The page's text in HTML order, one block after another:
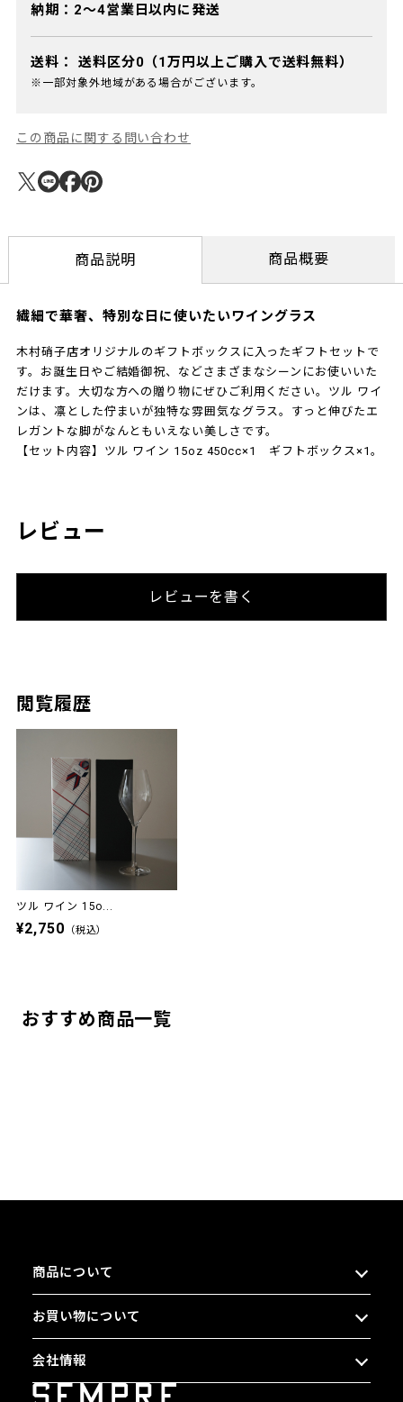
納期：2～4営業日以内に発送
送料： 送料区分0（1万円以上ご購入で送料無料）
※一部対象外地域がある場合がございます。
この商品に関する問い合わせ
商品説明 商品概要
繊細で華奢、特別な日に使いたいワイングラス
木村硝子店オリジナルのギフトボックスに入ったギフトセットで
す。お誕生日やご結婚御祝、などさまざまなシーンにお使いいた
だけます。大切な方への贈り物にぜひご利用ください。ツル ワイ
ンは、凛とした佇まいが独特な雰囲気なグラス。すっと伸びたエ
レガントな脚がなんともいえない美しさです。
【セット内容】ツル ワイン 15oz 450cc×1 ギフトボックス×1。
レビュー
レビューを書く
閲覧履歴
ツル ワイン 15o...
¥2,750 （税込）
おすすめ商品一覧
商品について
お買い物について
会社情報